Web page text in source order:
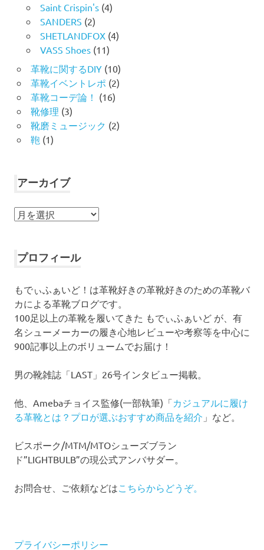
Saint Crispin's(4)
SANDERS (2)
SHETLANDFOX(4)
VASS Shoes(11)
革靴に関するDIY(10)
革靴イベントレポ (2)
革靴コーデ論！ (16)
靴修理 (3)
靴磨ミュージック (2)
鞄 (1)
アーカイブ
ア
イ
プロフィール
もでぃふぁいど！は革靴好きの革靴好きのための革靴バ
カによる革靴ブログです。
100足以上の革靴を履いてきた もでぃふぁいど が、有
名シューメーカーの履き心地レビューや考察等を中心に
900記事以上のボリュームでお届け！
男の靴雑誌「LAST」26号インタビュー掲載。
他、Amebaチョイス監修(一部執筆)「カジュアルに履け
る革靴とは？プロが選ぶおすすめ商品を紹介 」など。
ビスポーク/MTM/MTOシューズブラン
ド”LIGHTBULB”の現公式アンバサダー。
お問合せ、ご依頼などは こちらからどうぞ。
プライバシーポリシー